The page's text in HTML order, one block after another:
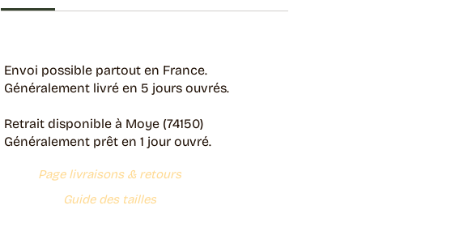
Envoi possible partout en France.
Généralement livré en 5 jours ouvrés.
Retrait disponible à Moye (74150)
Généralement prêt en 1 jour ouvré.
Page livraisons & retours
Guide des tailles